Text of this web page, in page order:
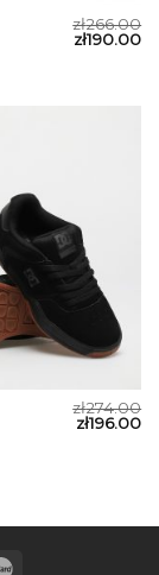
zł266.00
zł190.00
zł274.00
zł196.00